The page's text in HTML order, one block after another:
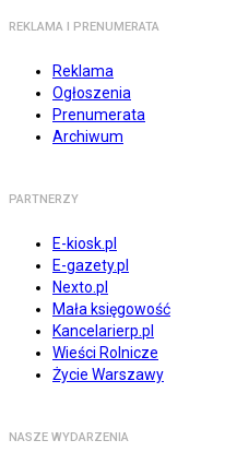
REKLAMA I PRENUMERATA
Reklama
Ogłoszenia
Prenumerata
Archiwum
PARTNERZY
E-kiosk.pl
E-gazety.pl
Nexto.pl
Mała księgowość
Kancelarierp.pl
Wieści Rolnicze
Życie Warszawy
NASZE WYDARZENIA